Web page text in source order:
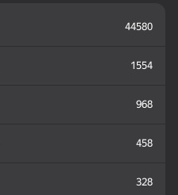
44580
1554
968
458
328